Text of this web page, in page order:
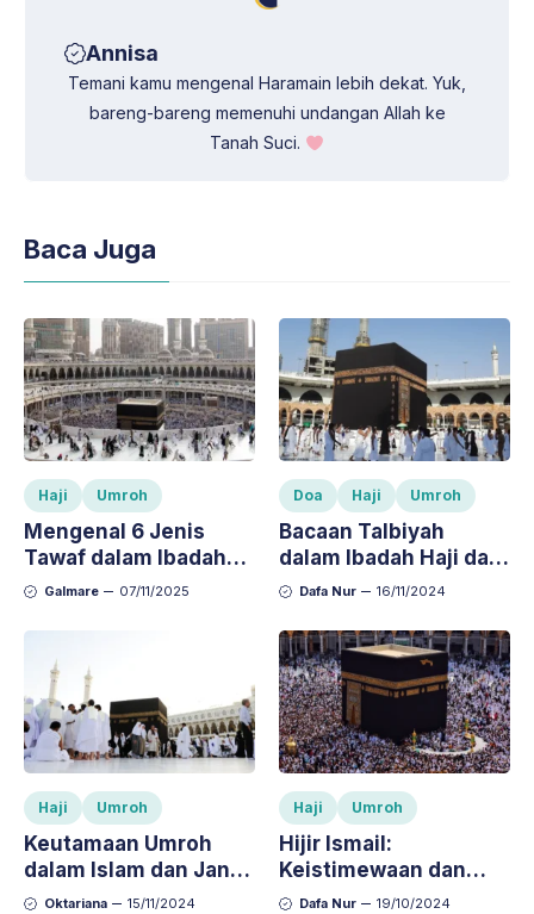
Annisa
Temani kamu mengenal Haramain lebih dekat. Yuk,
bareng-bareng memenuhi undangan Allah ke
Tanah Suci.
Baca Juga
Haji Umroh
Mengenal 6 Jenis
Tawaf dalam Ibadah
Haji dan Umroh,
Penjelasannya
Galmare 07/11/2025
Doa Haji Umroh
Bacaan Talbiyah
dalam Ibadah Haji dan
Umroh: Arti dan
Dafa Nur 16/11/2024
Haji Umroh
Keutamaan Umroh
dalam Islam dan Janji
Allah bagi Hamba
Oktariana 15/11/2024
Haji Umroh
Hijir Ismail:
Keistimewaan dan
Keutamaannya dalam
Dafa Nur 19/10/2024